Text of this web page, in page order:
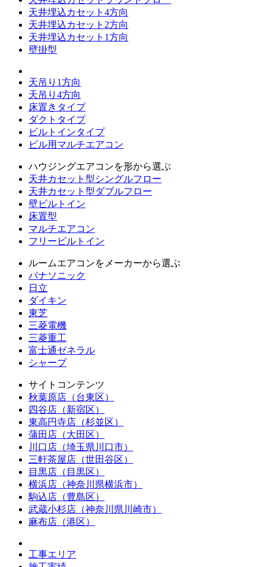
天井埋込カセット4方向
天井埋込カセット2方向
天井埋込カセット1方向
壁掛型
天吊り1方向
天吊り4方向
床置きタイプ
ダクトタイプ
ビルトインタイプ
ビル用マルチエアコン
ハウジングエアコンを形から選ぶ
天井カセット型シングルフロー
天井カセット型ダブルフロー
壁ビルトイン
床置型
マルチエアコン
フリービルトイン
ルームエアコンをメーカーから選ぶ
パナソニック
日立
ダイキン
東芝
三菱電機
三菱重工
富士通ゼネラル
シャープ
サイトコンテンツ
秋葉原店（台東区）
四谷店（新宿区）
東高円寺店（杉並区）
蒲田店（大田区）
川口店（埼玉県川口市）
三軒茶屋店（世田谷区）
目黒店（目黒区）
横浜店（神奈川県横浜市）
駒込店（豊島区）
武蔵小杉店（神奈川県川崎市）
麻布店（港区）
工事エリア